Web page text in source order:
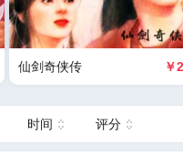
￥
仙剑奇侠传
时间 评分